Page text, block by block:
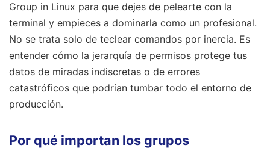
Group in Linux para que dejes de pelearte con la
terminal y empieces a dominarla como un profesional.
No se trata solo de teclear comandos por inercia. Es
entender cómo la jerarquía de permisos protege tus
datos de miradas indiscretas o de errores
catastróficos que podrían tumbar todo el entorno de
producción.
Por qué importan los grupos